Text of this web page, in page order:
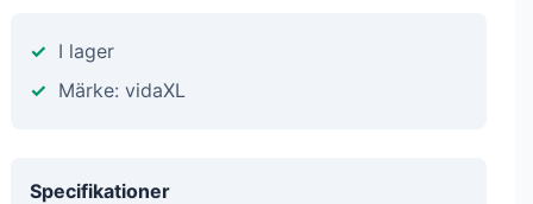
I lager
Märke: vidaXL
Specifikationer